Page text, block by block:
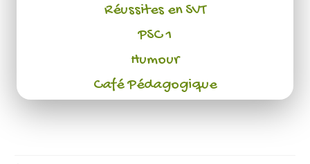
Réussites en SVT
PSC 1
Humour
Café Pédagogique